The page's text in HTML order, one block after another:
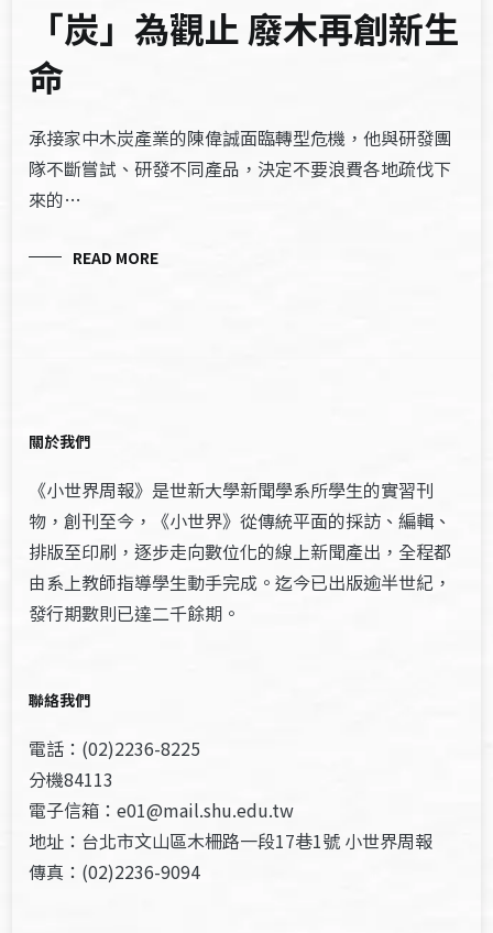
「炭」為觀止 廢木再創新生
命
承接家中木炭產業的陳偉誠面臨轉型危機，他與研發團
隊不斷嘗試、研發不同產品，決定不要浪費各地疏伐下
來的…
READ MORE
關於我們
《小世界周報》是世新大學新聞學系所學生的實習刊
物，創刊至今，《小世界》從傳統平面的採訪、編輯、
排版至印刷，逐步走向數位化的線上新聞產出，全程都
由系上教師指導學生動手完成。迄今已出版逾半世紀，
發行期數則已達二千餘期。
聯絡我們
電話：(02)2236-8225
分機84113
電子信箱：e01@mail.shu.edu.tw
地址：台北市文山區木柵路一段17巷1號 小世界周報
傳真：(02)2236-9094